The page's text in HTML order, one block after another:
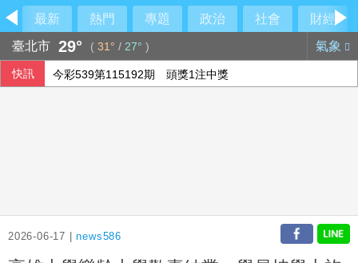
最新 熱門 專題 政治 社會
財經
臺北市 29° ( 31° / 27° ) 氣象
快訊 今彩539第115192期 頭獎1注中獎
2026-06-17 |news586